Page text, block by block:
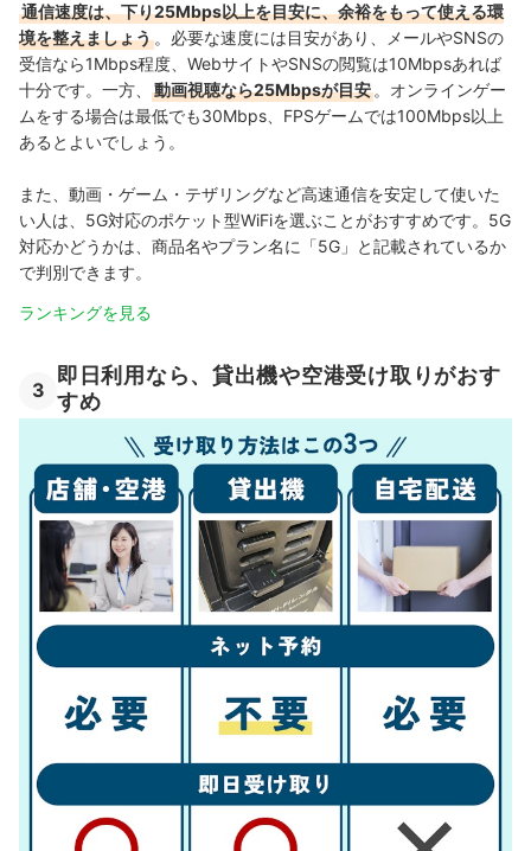
通信速度は、下り25Mbps以上を目安に、余裕をもって使える環
境を整えましょう 。必要な速度には目安があり、メールやSNSの
受信なら1Mbps程度、WebサイトやSNSの閲覧は10Mbpsあれば
十分です。一方、
動画視聴なら25Mbpsが目安 。オンラインゲー
ムをする場合は最低でも30Mbps、FPSゲームでは100Mbps以上
あるとよいでしょう。
また、動画・ゲーム・テザリングなど高速通信を安定して使いた
い人は、5G対応のポケット型WiFiを選ぶことがおすすめです。5G
対応かどうかは、商品名やプラン名に「5G」と記載されているか
で判別できます。
ランキングを見る
3
即日利用なら、貸出機や空港受け取りがおす
すめ